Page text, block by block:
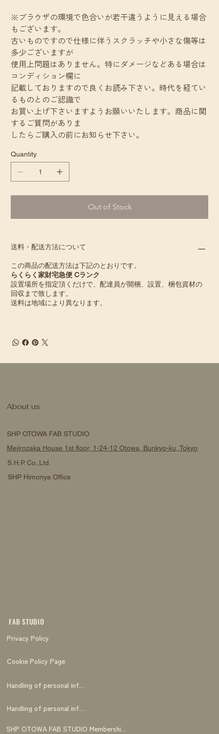
※ブラウザの環境で色合いが若干違うように見える場合
もございます。
古いものですので仕様に伴うスクラッチや小さな傷等は
多少ございますが
使用上問題はありません。特にダメージなどある場合は
コンディション欄に
記載しておりますので良くお読み下さい。時代を経てい
るものとのご認識で
お買い上げ下さいますようお願いいたします。商品に関
するご質問がありま
したらご購入の前にお知らせ下さい。
Quantity
Out of Stock
送料・配送方法について
この商品の配送方法は下記のとおりです。
らくらく家財宅急便 Cランク
設置場所を指定頂くだけで、配達員が開梱、設置、梱包資材の
回収まで致します。
送料は地域により異なります。
FAB STUDIO
Privacy Policy
Cookie Policy Page
Handling of personal information
Handling of personal information
SHP OTOWA FAB STUDIO Membership Terms and Conditions
SHP OTOWA FAB STUDIO
Mejirozaka House 1st floor, 1-24-12 Otowa, Bunkyo-ku, Tokyo
S.H.P. Co.,Ltd.
SHP Himonya Office
About us